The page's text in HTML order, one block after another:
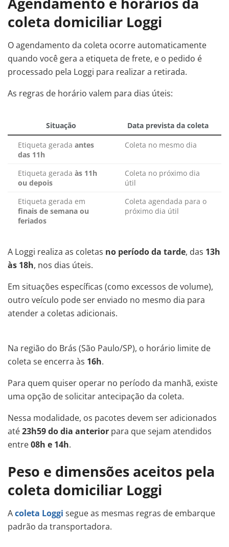
coleta domiciliar Loggi
O agendamento da coleta ocorre automaticamente
quando você gera a etiqueta de frete, e o pedido é
processado pela Loggi para realizar a retirada.
As regras de horário valem para dias úteis:
Situação
Data prevista da coleta
Etiqueta gerada antes
das 11h
Coleta no mesmo dia
Etiqueta gerada às 11h
ou depois
Coleta no próximo dia
útil
Etiqueta gerada em
finais de semana ou
feriados
Coleta agendada para o
próximo dia útil
A Loggi realiza as coletas no período da tarde, das 13h
às 18h, nos dias úteis.
Em situações específicas (como excessos de volume),
outro veículo pode ser enviado no mesmo dia para
atender a coletas adicionais.
Na região do Brás (São Paulo/SP), o horário limite de
coleta se encerra às 16h.
Para quem quiser operar no período da manhã, existe
uma opção de solicitar antecipação da coleta.
Nessa modalidade, os pacotes devem ser adicionados
até23h59 do dia anterior para que sejam atendidos
entre08h e 14h.
Peso e dimensões aceitos pela
coleta domiciliar Loggi
Acoleta Loggi segue as mesmas regras de embarque
padrão da transportadora.